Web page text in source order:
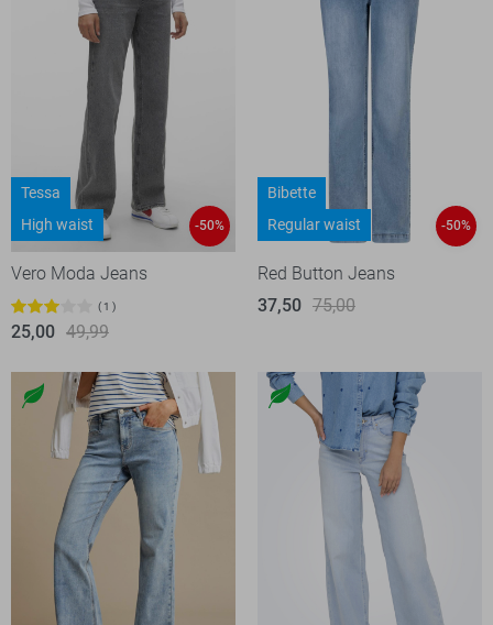
Tessa
High waist
-50%
Vero Moda Jeans
1
25,00 49,99
Bibette
Regular waist
-50%
Red Button Jeans
37,50 75,00